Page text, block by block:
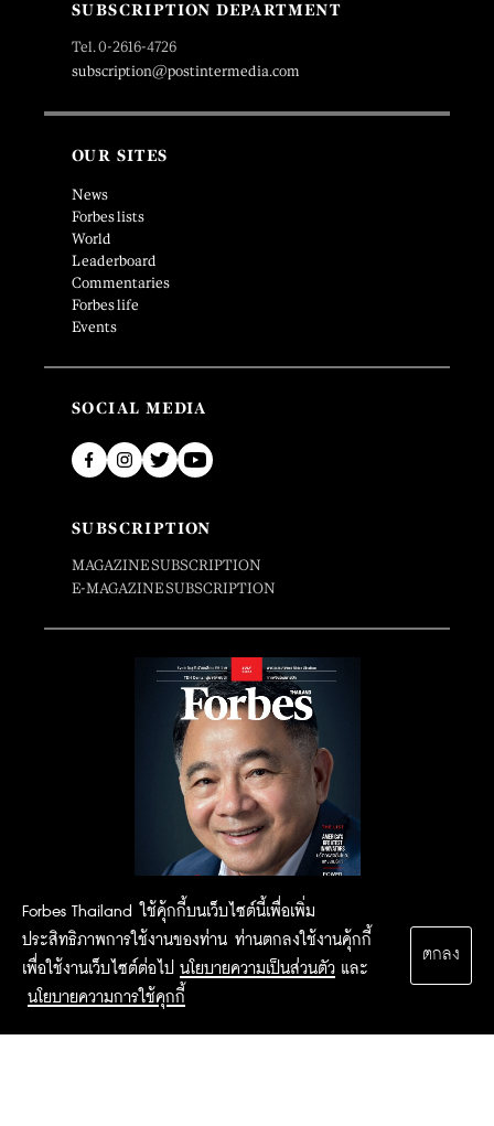
Forbes Thailand ใช้คุ้กกี้บนเว็บไซต์นี้เพื่อเพิ่ม
ประสิทธิภาพการใช้งานของท่าน ท่านตกลงใช้งานคุ้กกี้
เพื่อใช้งานเว็บไซต์ต่อไป นโยบายความเป็นส่วนตัว และ
นโยบายความการใช้คุกกี้
ตกลง
SUBSCRIPTION DEPARTMENT
Tel. 0-2616-4726
subscription@postintermedia.com
OUR SITES
News
Forbes lists
World
Leaderboard
Commentaries
Forbes life
Events
SOCIAL MEDIA
SUBSCRIPTION
MAGAZINE SUBSCRIPTION
E-MAGAZINE SUBSCRIPTION
2015 Forbesthailand.com ALL RIGHTS RESERVED